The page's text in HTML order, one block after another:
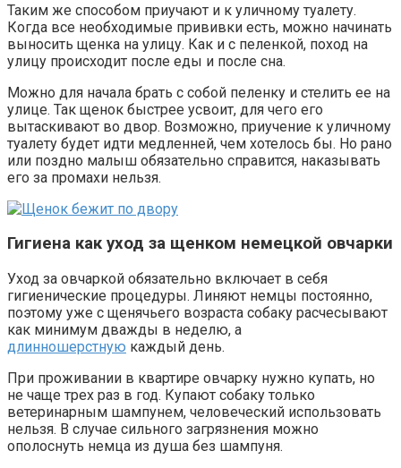
Таким же способом приучают и к уличному туалету.
Когда все необходимые прививки есть, можно начинать
выносить щенка на улицу. Как и с пеленкой, поход на
улицу происходит после еды и после сна.
Можно для начала брать с собой пеленку и стелить ее на
улице. Так щенок быстрее усвоит, для чего его
вытаскивают во двор. Возможно, приучение к уличному
туалету будет идти медленней, чем хотелось бы. Но рано
или поздно малыш обязательно справится, наказывать
его за промахи нельзя.
Гигиена как уход за щенком немецкой овчарки
Уход за овчаркой обязательно включает в себя
гигиенические процедуры. Линяют немцы постоянно,
поэтому уже с щенячьего возраста собаку расчесывают
как минимум дважды в неделю, а
длинношерстную каждый день.
При проживании в квартире овчарку нужно купать, но
не чаще трех раз в год. Купают собаку только
ветеринарным шампунем, человеческий использовать
нельзя. В случае сильного загрязнения можно
ополоснуть немца из душа без шампуня.